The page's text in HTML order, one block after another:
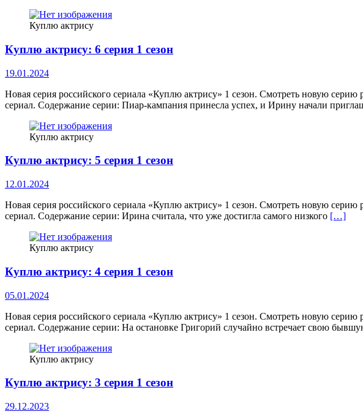
Куплю актрису
Куплю актрису: 6 серия 1 сезон
19.01.2024
Новая серия российского сериала «Куплю актрису» 1 сезон. Смотреть новую
сериал. Содержание серии: Пиар-кампания принесла успех, и Ирину начали
Куплю актрису
Куплю актрису: 5 серия 1 сезон
12.01.2024
Новая серия российского сериала «Куплю актрису» 1 сезон. Смотреть новую
сериал. Содержание серии: Ирина считала, что уже достигла самого низкого […]
Куплю актрису
Куплю актрису: 4 серия 1 сезон
05.01.2024
Новая серия российского сериала «Куплю актрису» 1 сезон. Смотреть новую
сериал. Содержание серии: На остановке Григорий случайно встречает свою
Куплю актрису
Куплю актрису: 3 серия 1 сезон
29.12.2023